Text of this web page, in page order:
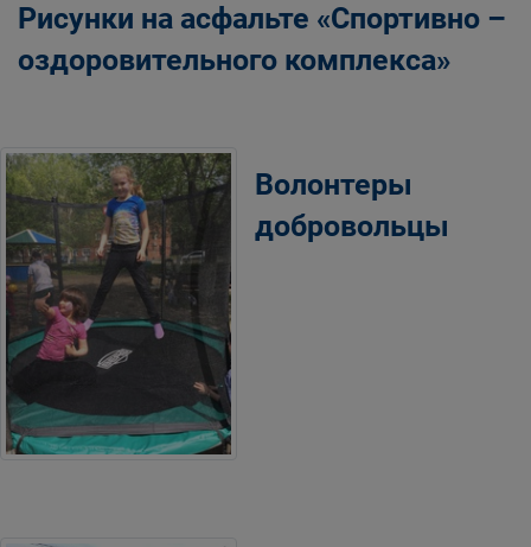
Рисунки на асфальте «Спортивно –
оздоровительного комплекса»
Волонтеры
добровольцы